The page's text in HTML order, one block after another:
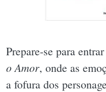
Prepare-se para
o Amor, onde as
a fofura dos